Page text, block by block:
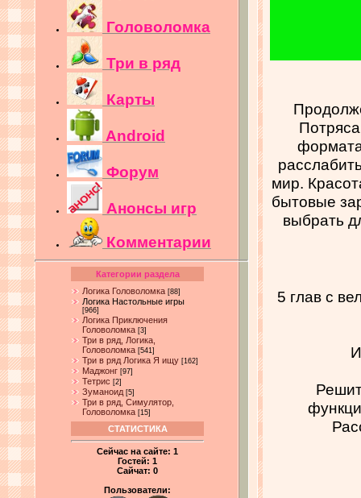
Головоломка
Три в ряд
Карты
Android
Форум
Анонсы игр
Комментарии
Категории раздела
Логика Головоломка [88]
Логика Настольные игры
[966]
Логика Приключения
Головоломка [3]
Три в ряд, Логика,
Головоломка [541]
Три в ряд Логика Я ищу [162]
Маджонг [97]
Тетрис [2]
Зуманоид [5]
Три в ряд, Симулятор,
Головоломка [15]
СТАТИСТИКА
Сейчас на сайте: 1
Гостей: 1
Сайчат: 0
Пользователи:
мир.
бытовые
выбрать
5 глав с